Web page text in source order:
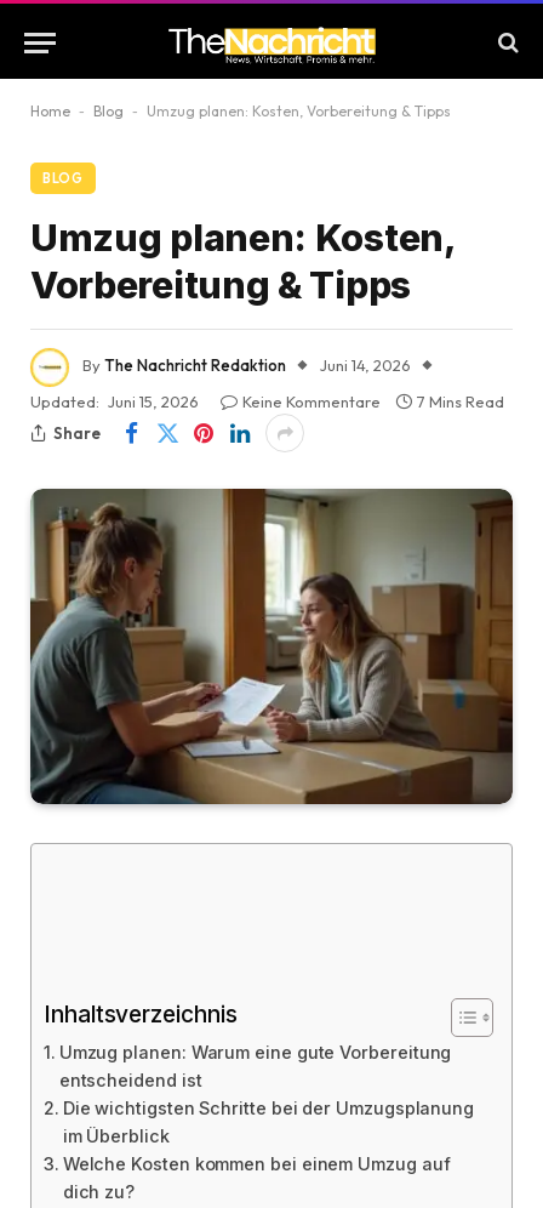
Home - Blog - Umzug planen: Kosten, Vorbereitung & Tipps
BLOG
Umzug planen: Kosten,
Vorbereitung & Tipps
ByThe Nachricht Redaktion
Juni 14, 2026
Updated: Juni 15, 2026 Keine Kommentare
7 Mins Read
Share
Inhaltsverzeichnis
Umzug planen: Warum eine gute Vorbereitung
entscheidend ist
Die wichtigsten Schritte bei der Umzugsplanung
im Überblick
Welche Kosten kommen bei einem Umzug auf
dich zu?